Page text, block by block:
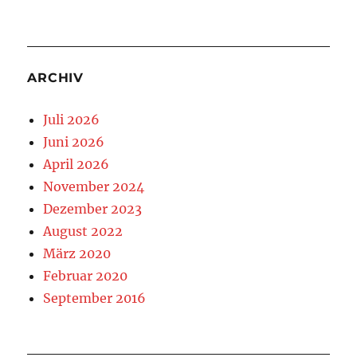
ARCHIV
Juli 2026
Juni 2026
April 2026
November 2024
Dezember 2023
August 2022
März 2020
Februar 2020
September 2016